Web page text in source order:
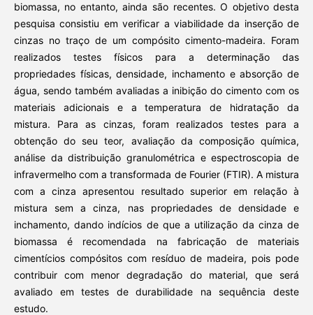
biomassa, no entanto, ainda são recentes. O objetivo desta
pesquisa consistiu em verificar a viabilidade da inserção de
cinzas no traço de um compósito cimento-madeira. Foram
realizados testes físicos para a determinação das
propriedades físicas, densidade, inchamento e absorção de
água, sendo também avaliadas a inibição do cimento com os
materiais adicionais e a temperatura de hidratação da
mistura. Para as cinzas, foram realizados testes para a
obtenção do seu teor, avaliação da composição química,
análise da distribuição granulométrica e espectroscopia de
infravermelho com a transformada de Fourier (FTIR). A mistura
com a cinza apresentou resultado superior em relação à
mistura sem a cinza, nas propriedades de densidade e
inchamento, dando indícios de que a utilização da cinza de
biomassa é recomendada na fabricação de materiais
cimentícios compósitos com resíduo de madeira, pois pode
contribuir com menor degradação do material, que será
avaliado em testes de durabilidade na sequência deste
estudo.